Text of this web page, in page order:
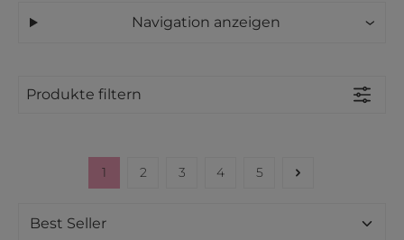
Navigation anzeigen
Produkte filtern
Seite
1 Seite
2 Seite
3 Seite
4 Seite
5